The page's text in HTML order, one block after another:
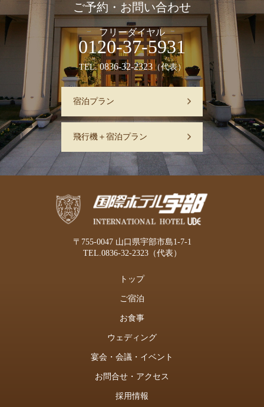
ご予約・お問い合わせ
フリーダイヤル
0120-37-5931
TEL.0836-32-2323（代表）
宿泊プラン
飛行機＋宿泊プラン
〒755-0047 山口県宇部市島1-7-1
TEL. 0836-32-2323（代表）
トップ
ご宿泊
お食事
ウェディング
宴会・会議・イベント
お問合せ・アクセス
採用情報